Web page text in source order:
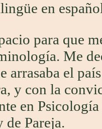
en
para que
Me
arrasaba el
y con la
en
de Pareja.